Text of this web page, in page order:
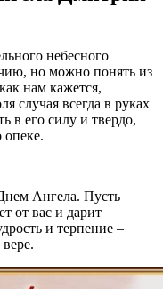
небесного
но можно понять из
нам кажется,
случая всегда в руках
в его силу и твердо,
Ангела. Пусть
от вас и дарит
и терпение –